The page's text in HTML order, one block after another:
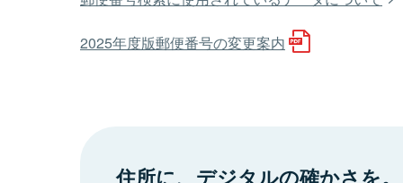
2025年度版郵便番号の変更案内
住所に、デジタルの確かさを。